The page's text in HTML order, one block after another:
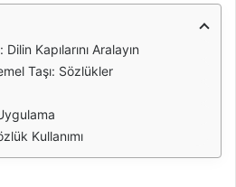
Kapılarını Aralayın
Taşı: Sözlükler
Kullanımı